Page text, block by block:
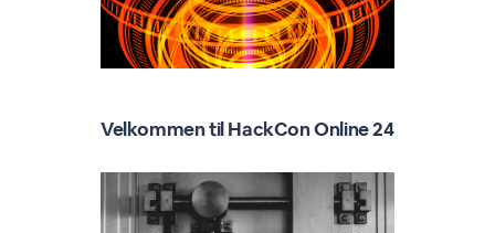
Velkommen til HackCon Online 24